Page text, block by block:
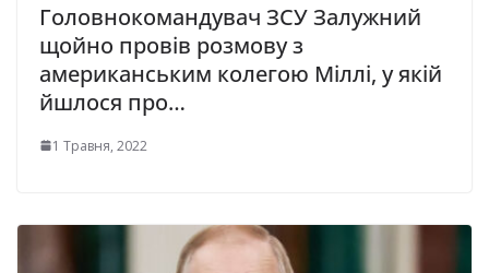
Головнокомандувач ЗСУ Залужний
щойно провів розмову з
американським колегою Міллі, у якій
йшлося про…
1 Травня, 2022